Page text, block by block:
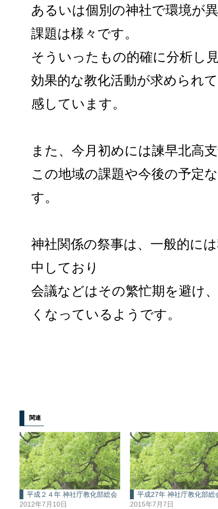
あるいは個別の神社で環境が
課題は様々です。
そういったもの的確に分析し
効果的な教化活動が求められ
感しています。
また、今月初めには諫早北高
この地域の課題や今後の予定
す。
神社関係の祭事は、一般的に
中しており
会議などはその繁忙期を避け
くなっているようです。
関連
平成２４年 神社庁教化部総会
2012年7月10日
平成27年 神社庁教化部総
2015年7月7日